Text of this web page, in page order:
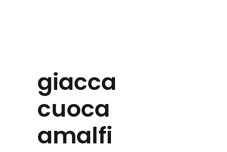
giacca
cuoca
amalfi